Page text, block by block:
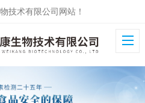
技术有限公司网站！